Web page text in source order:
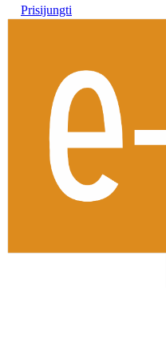
Prisijungti